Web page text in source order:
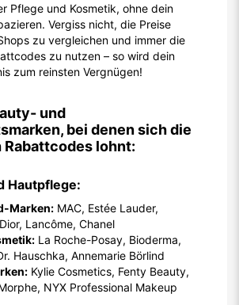
Pflege und Kosmetik, ohne dein
Vergiss nicht, die Preise
zu vergleichen und immer die
zu nutzen – so wird dein
zum reinsten Vergnügen!
und
bei denen sich die
Rabattcodes lohnt:
Hautpflege:
Marken: MAC, Estée Lauder,
Lancôme, Chanel
La Roche-Posay, Bioderma,
Hauschka, Annemarie Börlind
Kylie Cosmetics, Fenty Beauty,
NYX Professional Makeup